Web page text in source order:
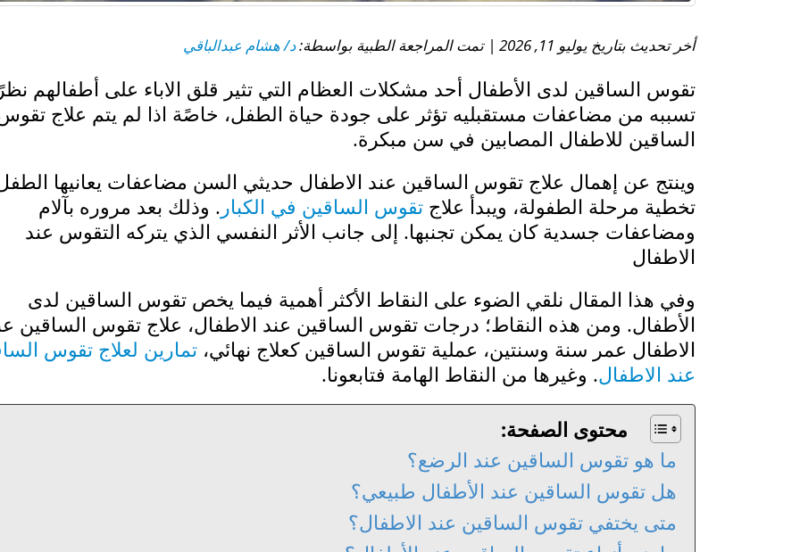
أخر تحديث بتاريخ يوليو 11, 2026 | تمت المراجعة الطبية بواسطة: د/ هشام عبدالباقي
تقوس الساقين لدى الأطفال أحد مشكلات العظام التي تثير قلق الاباء على أطفالهم
تسببه من مضاعفات مستقبليه تؤثر على جودة حياة الطفل، خاصًة اذا لم يتم علاج
الساقين للاطفال المصابين في سن مبكرة.
وينتج عن إهمال علاج تقوس الساقين عند الاطفال حديثي السن مضاعفات يعانيها
تخطية مرحلة الطفولة، ويبدأ علاج تقوس الساقين في الكبار . وذلك بعد مروره بآلام
ومضاعفات جسدية كان يمكن تجنبها. إلى جانب الأثر النفسي الذي يتركه التقوس عند
الاطفال
وفي هذا المقال نلقي الضوء على النقاط الأكثر أهمية فيما يخص تقوس الساقين لدى
الأطفال. ومن هذه النقاط؛ درجات تقوس الساقين عند الاطفال، علاج تقوس الساقين
الاطفال عمر سنة وسنتين، عملية تقوس الساقين كعلاج نهائي، تمارين لعلاج تقوس
عند الاطفال. وغيرها من النقاط الهامة فتابعونا.
محتوى الصفحة:
ما هو تقوس الساقين عند الرضع؟
هل تقوس الساقين عند الأطفال طبيعي؟
متى يختفي تقوس الساقين عند الاطفال؟